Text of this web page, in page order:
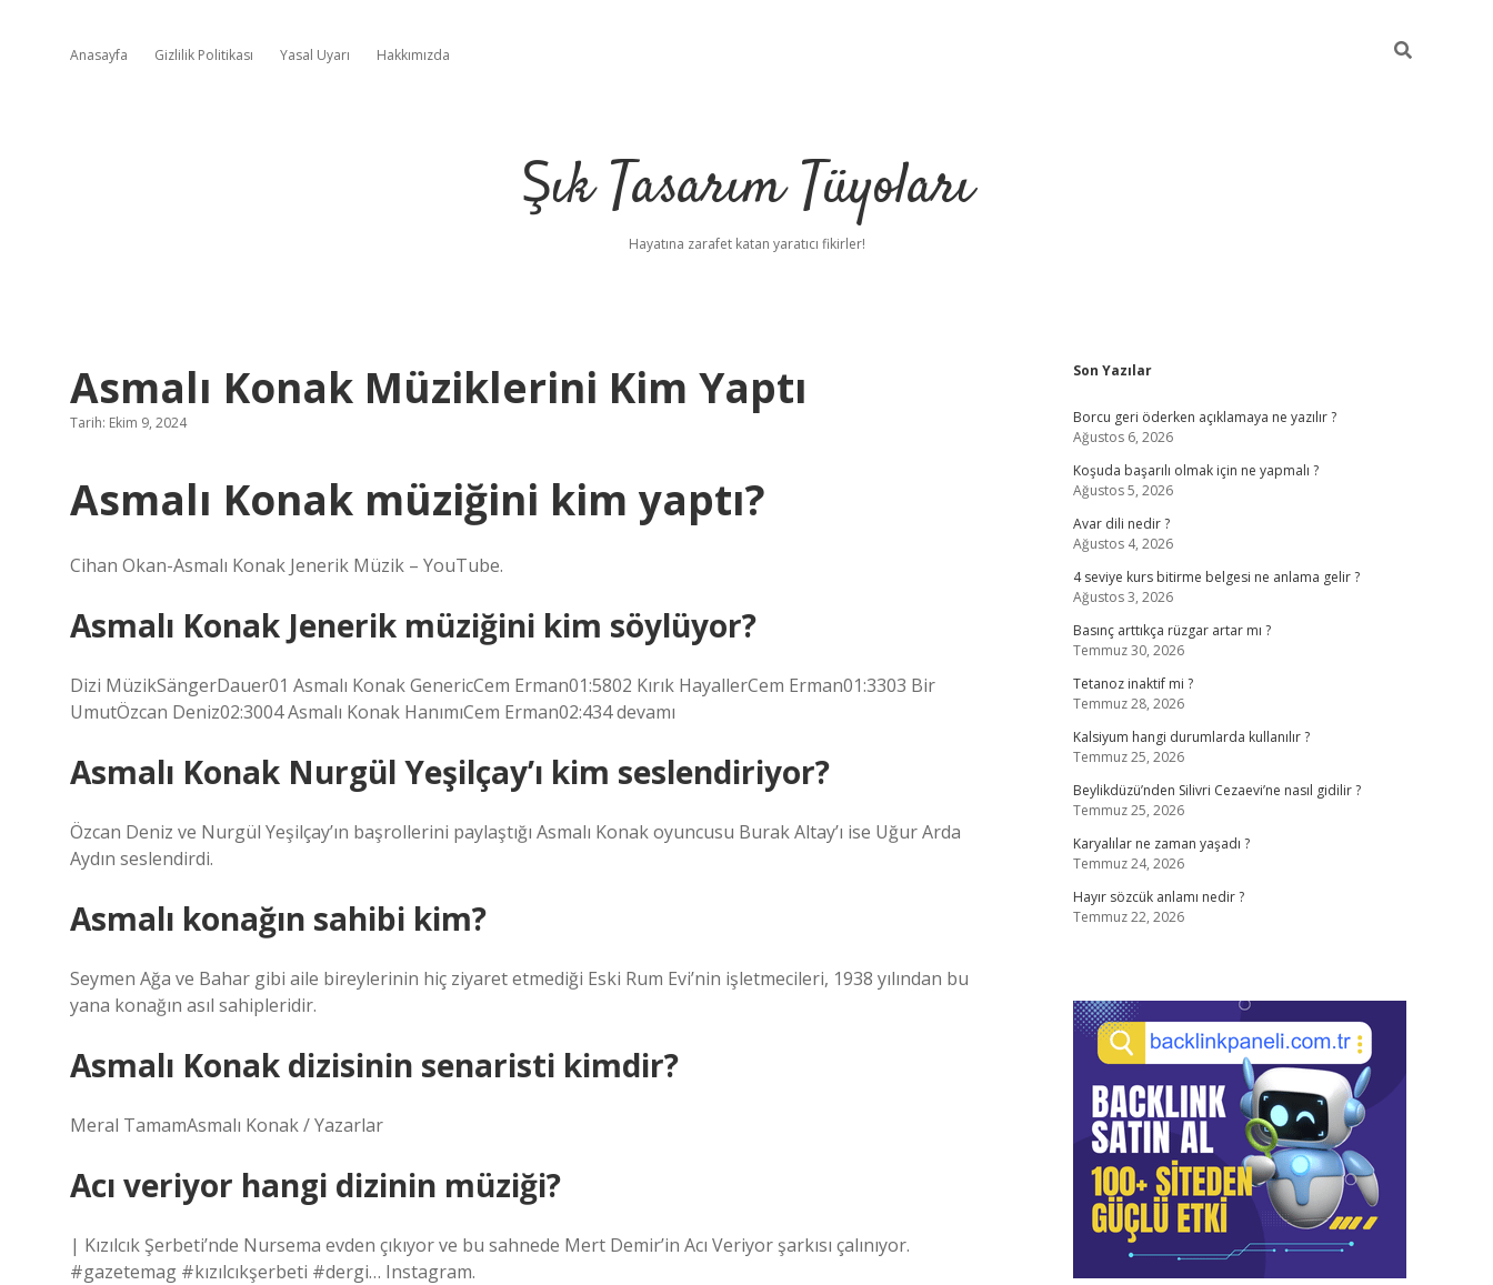
Anasayfa Gizlilik Politikası Yasal Uyarı Hakkımızda
Şık Tasarım Tüyoları
Hayatına zarafet katan yaratıcı fikirler!
Asmalı Konak Müziklerini Kim Yaptı
Tarih: Ekim 9, 2024
Asmalı Konak müziğini kim yaptı?
Cihan Okan-Asmalı Konak Jenerik Müzik – YouTube.
Asmalı Konak Jenerik müziğini kim söylüyor?
Dizi MüzikSängerDauer01 Asmalı Konak GenericCem Erman01:5802 Kırık HayallerCem Erman01:3303 Bir
UmutÖzcan Deniz02:3004 Asmalı Konak HanımıCem Erman02:434 devamı
Asmalı Konak Nurgül Yeşilçay’ı kim seslendiriyor?
Özcan Deniz ve Nurgül Yeşilçay’ın başrollerini paylaştığı Asmalı Konak oyuncusu Burak Altay’ı ise Uğur Arda
Aydın seslendirdi.
Asmalı konağın sahibi kim?
Seymen Ağa ve Bahar gibi aile bireylerinin hiç ziyaret etmediği Eski Rum Evi’nin işletmecileri, 1938 yılından bu
yana konağın asıl sahipleridir.
Asmalı Konak dizisinin senaristi kimdir?
Meral TamamAsmalı Konak / Yazarlar
Acı veriyor hangi dizinin müziği?
| Kızılcık Şerbeti’nde Nursema evden çıkıyor ve bu sahnede Mert Demir’in Acı Veriyor şarkısı çalınıyor.
#gazetemag #kızılcıkşerbeti #dergi… Instagram.
Sidebar
Son Yazılar
Borcu geri öderken açıklamaya ne yazılır ?
Ağustos 6, 2026
Koşuda başarılı olmak için ne yapmalı ?
Ağustos 5, 2026
Avar dili nedir ?
Ağustos 4, 2026
4 seviye kurs bitirme belgesi ne anlama gelir ?
Ağustos 3, 2026
Basınç arttıkça rüzgar artar mı ?
Temmuz 30, 2026
Tetanoz inaktif mi ?
Temmuz 28, 2026
Kalsiyum hangi durumlarda kullanılır ?
Temmuz 25, 2026
Beylikdüzü’nden Silivri Cezaevi’ne nasıl gidilir ?
Temmuz 25, 2026
Karyalılar ne zaman yaşadı ?
Temmuz 24, 2026
Hayır sözcük anlamı nedir ?
Temmuz 22, 2026